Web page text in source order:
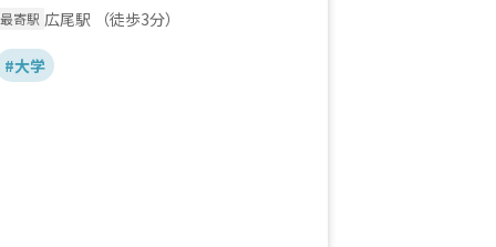
最寄駅 広尾駅 （徒歩3分）
#大学